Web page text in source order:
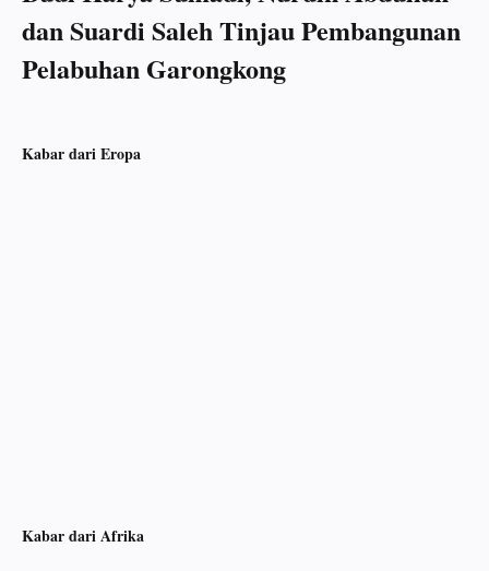
dan Suardi Saleh Tinjau Pembangunan
Pelabuhan Garongkong
Kabar dari Eropa
Kabar dari Afrika